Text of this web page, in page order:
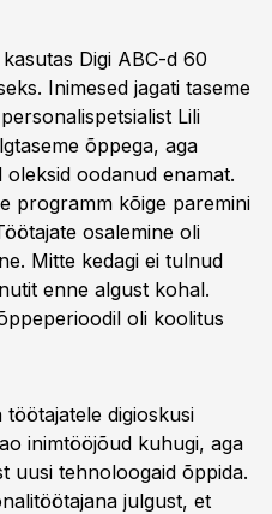
Digi ABC-d 60
Inimesed jagati taseme
Lili
õppega, aga
oodanud enamat.
programm kõige paremini
osalemine oli
Mitte kedagi ei tulnud
enne algust kohal.
oli koolitus
digioskusi
inimtööjõud kuhugi, aga
uusi tehnoloogaid õppida.
julgust, et